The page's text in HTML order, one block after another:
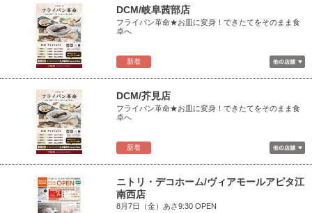
新着
DCM/岐阜茜部店
フライパン革命★お皿に変身！できたてをそのまま食
卓へ
新着
DCM/芥見店
フライパン革命★お皿に変身！できたてをそのまま食
卓へ
ニトリ・デコホーム/ヴィアモールアピタ江
南西店
8月7日（金）あさ9:30 OPEN